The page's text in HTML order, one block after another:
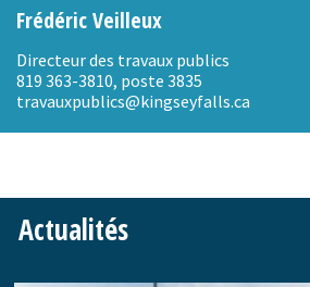
Frédéric Veilleux
Directeur des travaux publics
819 363-3810, poste 3835
travauxpublics@kingseyfalls.ca
Actualités